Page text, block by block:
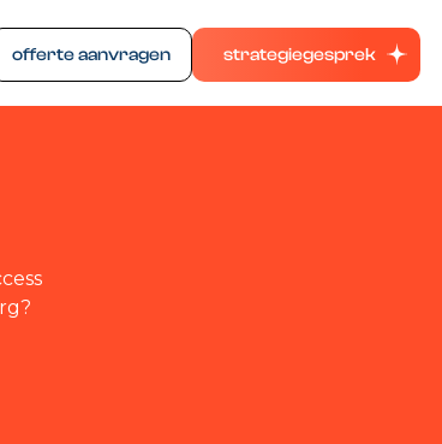
offerte aanvragen strategiegesprek